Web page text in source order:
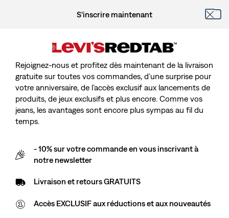
S'inscrire maintenant
Rejoignez-nous et profitez dès maintenant de la livraison
gratuite sur toutes vos commandes, d’une surprise pour
votre anniversaire, de l’accès exclusif aux lancements de
produits, de jeux exclusifs et plus encore. Comme vos
jeans, les avantages sont encore plus sympas au fil du
temps.
- 10% sur votre commande en vous inscrivant à
notre newsletter
Livraison et retours GRATUITS
Accès EXCLUSIF aux réductions et aux nouveautés